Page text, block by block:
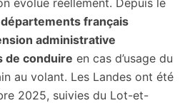
évolue réellement. Depuis le
français
administrative
de conduire en cas d’usage du
au volant. Les Landes ont été
2025, suivies du Lot-et-